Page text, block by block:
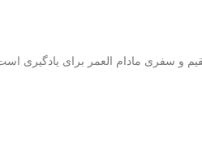
و سفری مادام العمر برای